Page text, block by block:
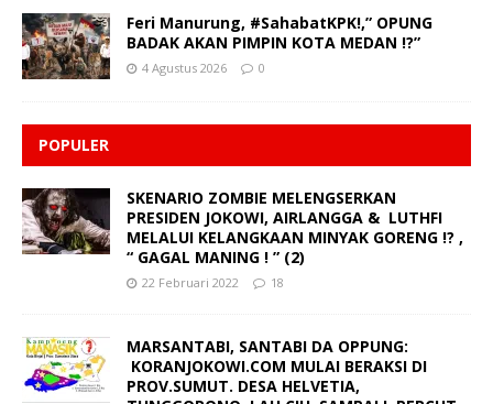
Feri Manurung, #SahabatKPK!,” OPUNG
BADAK AKAN PIMPIN KOTA MEDAN !?”
4 Agustus 2026 0
POPULER
SKENARIO ZOMBIE MELENGSERKAN
PRESIDEN JOKOWI, AIRLANGGA & LUTHFI
MELALUI KELANGKAAN MINYAK GORENG !? ,
“ GAGAL MANING ! ” (2)
22 Februari 2022 18
MARSANTABI, SANTABI DA OPPUNG:
KORANJOKOWI.COM MULAI BERAKSI DI
PROV.SUMUT. DESA HELVETIA,